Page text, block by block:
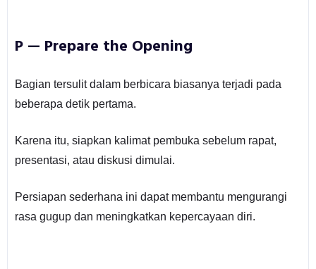
P — Prepare the Opening
Bagian tersulit dalam berbicara biasanya terjadi pada
beberapa detik pertama.
Karena itu, siapkan kalimat pembuka sebelum rapat,
presentasi, atau diskusi dimulai.
Persiapan sederhana ini dapat membantu mengurangi
rasa gugup dan meningkatkan kepercayaan diri.